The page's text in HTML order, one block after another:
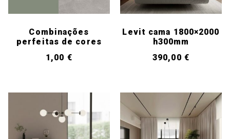
Combinações
perfeitas de cores
1,00 €
Levit cama 1800×2000
h300mm
390,00 €